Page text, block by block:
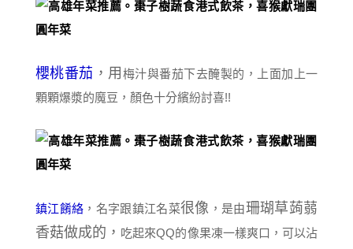
櫻桃番茄 ，用 梅汁與番茄下去醃製的，上面加上一
顆顆爆漿的魔豆，顏色十分繽紛討喜!!
鎮江餚絡 ，名字跟鎮江名菜很像 ，是由珊瑚草蒟蒻
香菇做成的， 吃起來QQ的像果凍一樣爽口，可以沾